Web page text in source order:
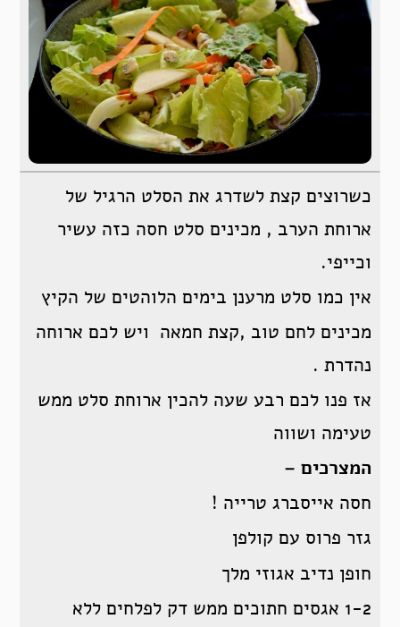
כשרוצים קצת לשדרג את הסלט הרגיל של
ארוחת הערב , מכינים סלט חסה כזה עשיר
וכייפי.
אין כמו סלט מרענן בימים הלוהטים של הקיץ
מכינים לחם טוב ,קצת חמאה ויש לכם ארוחה
נהדרת .
אז פנו לכם רבע שעה להכין ארוחת סלט ממש
טעימה ושווה
המצרכים –
חסה אייסברג טרייה !
גזר פרוס עם קולפן
חופן נדיב אגוזי מלך
1-2 אגסים חתוכים ממש דק לפלחים ללא